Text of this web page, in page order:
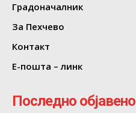
Градоначалник
За Пехчево
Контакт
Е-пошта – линк
Последно објавено